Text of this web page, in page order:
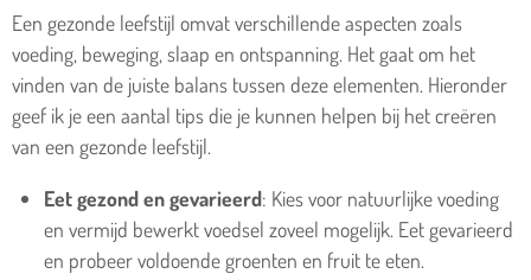
Een gezonde leefstijl omvat verschillende aspecten zoals
voeding, beweging, slaap en ontspanning. Het gaat om het
vinden van de juiste balans tussen deze elementen. Hieronder
geef ik je een aantal tips die je kunnen helpen bij het creëren
van een gezonde leefstijl.
Eet gezond en gevarieerd: Kies voor natuurlijke voeding
en vermijd bewerkt voedsel zoveel mogelijk. Eet gevarieerd
en probeer voldoende groenten en fruit te eten.